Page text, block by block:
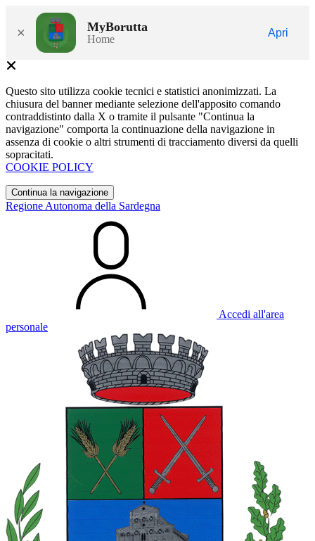
× MyBorutta
Home
Apri
Questo sito utilizza cookie tecnici e statistici anonimizzati. La
chiusura del banner mediante selezione dell'apposito comando
contraddistinto dalla X o tramite il pulsante "Continua la
navigazione" comporta la continuazione della navigazione in
assenza di cookie o altri strumenti di tracciamento diversi da quelli
sopracitati.
COOKIE POLICY
Continua la navigazione
Regione Autonoma della Sardegna
Accedi all'area
personale